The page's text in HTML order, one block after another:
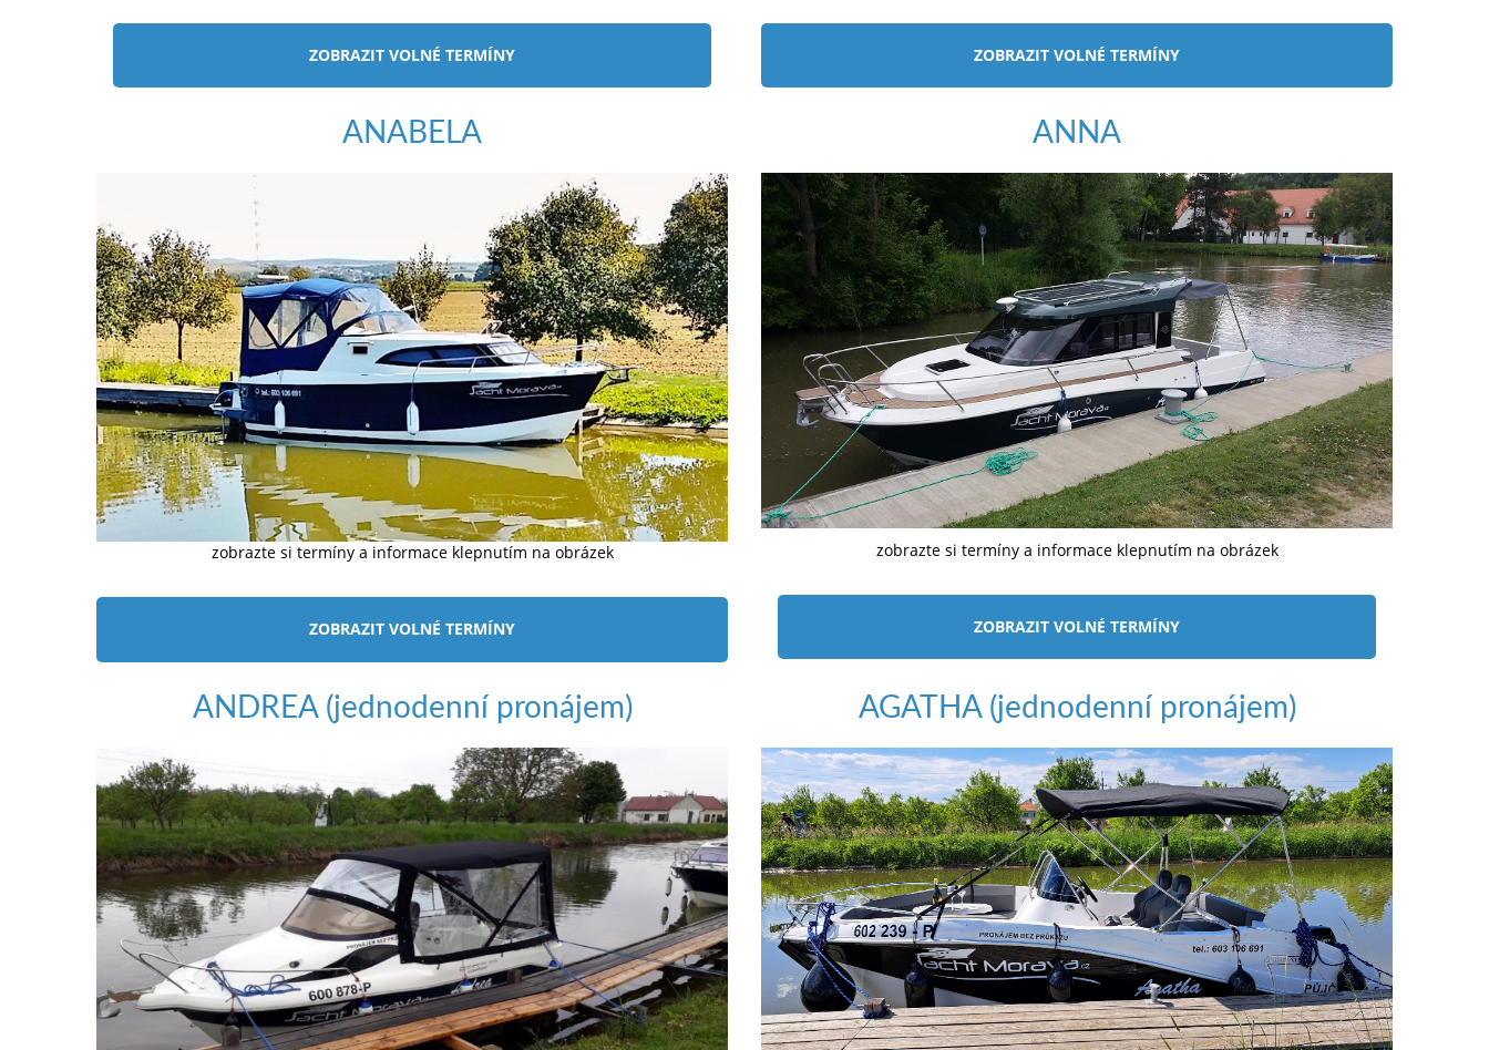
ZOBRAZIT VOLNÉ TERMÍNY ZOBRAZIT VOLNÉ TERMÍNY
ANABELA
zobrazte si termíny a informace klepnutím na obrázek
ZOBRAZIT VOLNÉ TERMÍNY
ANNA
zobrazte si termíny a informace klepnutím na obrázek
ZOBRAZIT VOLNÉ TERMÍNY
ANDREA (jednodenní pronájem) AGATHA (jednodenní pronájem)